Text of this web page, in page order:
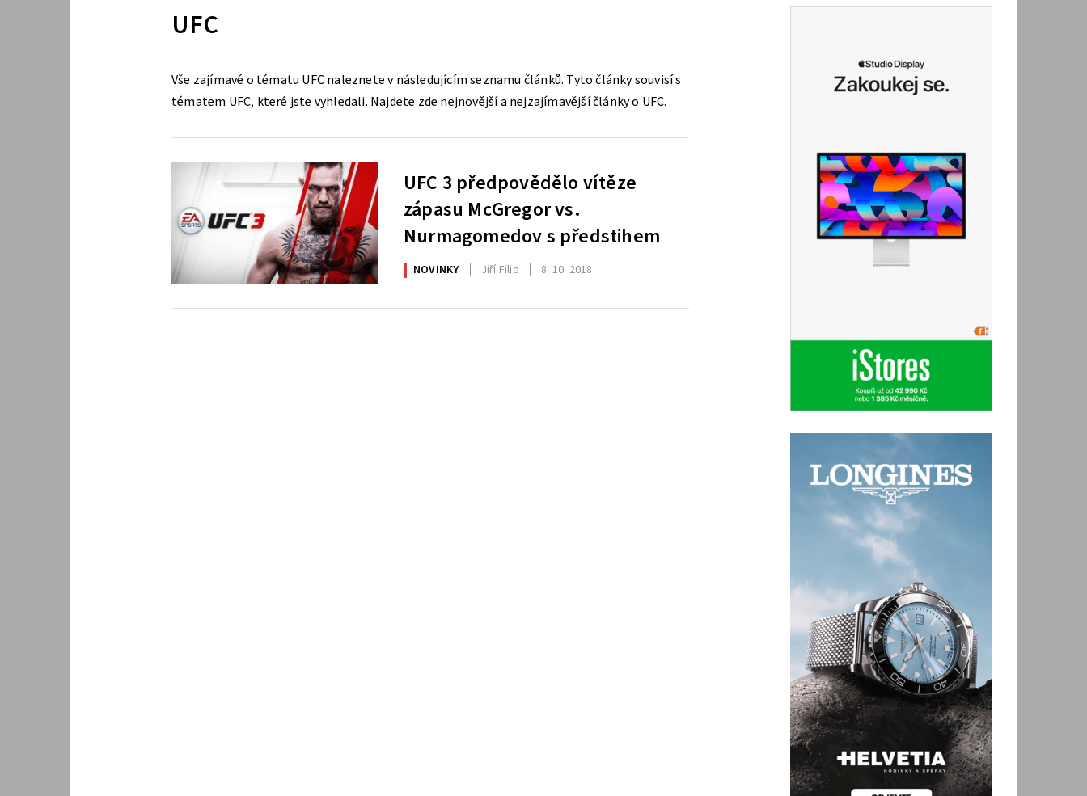
UFC
Vše zajímavé o tématu UFC naleznete v následujícím seznamu článků. Tyto články souvisí s
tématem UFC, které jste vyhledali. Najdete zde nejnovější a nejzajímavější články o UFC.
UFC 3 předpovědělo vítěze
zápasu McGregor vs.
Nurmagomedov s předstihem
NOVINKY Jiří Filip 8. 10. 2018